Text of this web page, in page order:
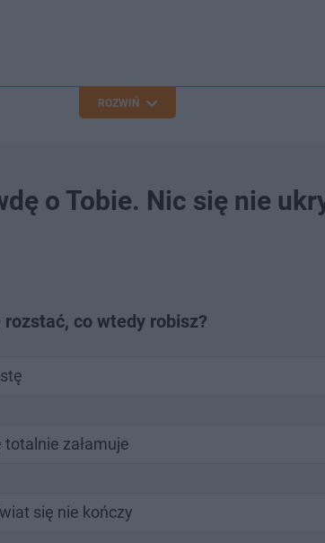
ROZWIŃ
o Tobie. Nic się nie
co wtedy robisz?
załamuje
się nie kończy